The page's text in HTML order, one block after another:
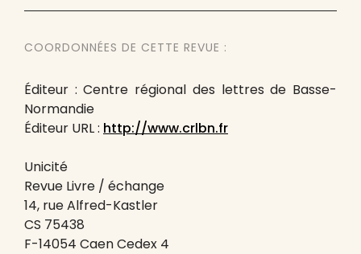
COORDONNÉES DE CETTE REVUE :
Éditeur : Centre régional des lettres de Basse-
Normandie
Éditeur URL : http://www.crlbn.fr
Unicité
Revue Livre / échange
14, rue Alfred-Kastler
CS 75438
F-14054 Caen Cedex 4